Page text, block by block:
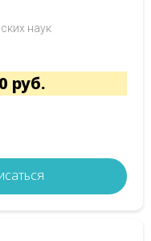
наук
руб.